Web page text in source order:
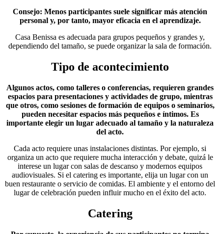
Consejo: Menos participantes suele significar más atención
personal y, por tanto, mayor eficacia en el aprendizaje.
Casa Benissa es adecuada para grupos pequeños y grandes y,
dependiendo del tamaño, se puede organizar la sala de formación.
Tipo de acontecimiento
Algunos actos, como talleres o conferencias, requieren grandes
espacios para presentaciones y actividades de grupo, mientras
que otros, como sesiones de formación de equipos o seminarios,
pueden necesitar espacios más pequeños e íntimos. Es
importante elegir un lugar adecuado al tamaño y la naturaleza
del acto.
Cada acto requiere unas instalaciones distintas. Por ejemplo, si
organiza un acto que requiere mucha interacción y debate, quizá le
interese un lugar con salas de descanso y modernos equipos
audiovisuales. Si el catering es importante, elija un lugar con un
buen restaurante o servicio de comidas. El ambiente y el entorno del
lugar de celebración pueden influir mucho en el éxito del acto.
Catering